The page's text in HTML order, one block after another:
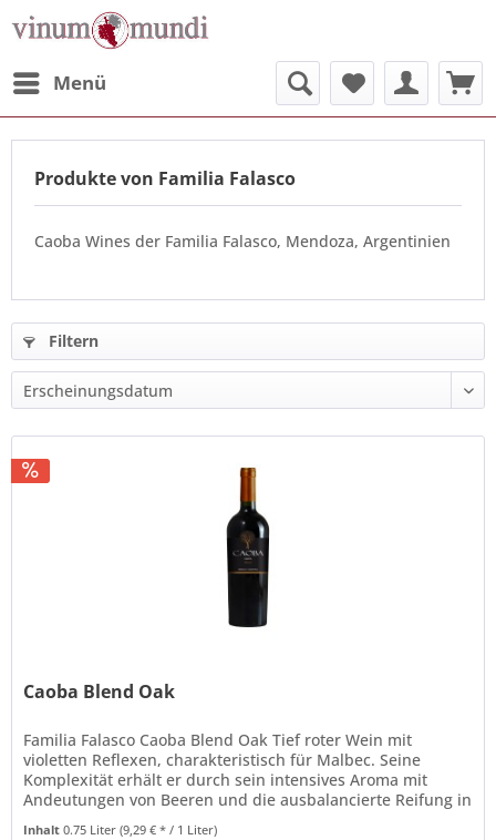
Menü
Produkte von Familia Falasco
Caoba Wines der Familia Falasco, Mendoza, Argentinien
Filtern
Caoba Blend Oak
Familia Falasco Caoba Blend Oak Tief roter Wein mit
violetten Reflexen, charakteristisch für Malbec. Seine
Komplexität erhält er durch sein intensives Aroma mit
Andeutungen von Beeren und die ausbalancierte Reifung in
Eiche. Ein...
Inhalt0.75 Liter(9,29 € * / 1 Liter)